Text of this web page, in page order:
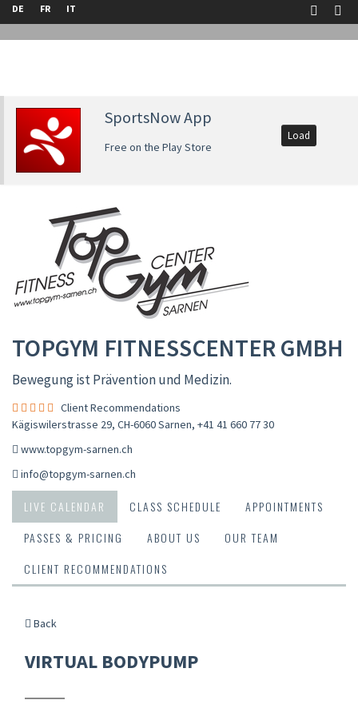
DE FR IT
SportsNow App
Free on the Play Store
Load
TOPGYM FITNESSCENTER GMBH
Bewegung ist Prävention und Medizin.
Client Recommendations
Kägiswilerstrasse 29, CH-6060 Sarnen, +41 41 660 77 30
www.topgym-sarnen.ch
info@topgym-sarnen.ch
LIVE CALENDAR CLASS SCHEDULE
APPOINTMENTS
PASSES & PRICING
ABOUT US
OUR TEAM
CLIENT RECOMMENDATIONS
Back
VIRTUAL BODYPUMP